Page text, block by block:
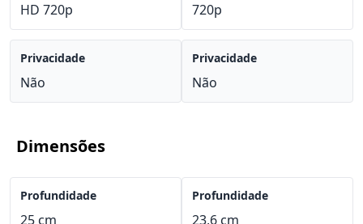
HD 720p
Privacidade
Não
720p
Privacidade
Não
Dimensões
Profundidade
25 cm
Profundidade
23,6 cm